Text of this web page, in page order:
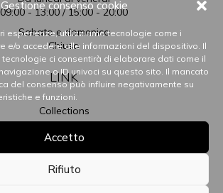
Gestione consenso cookie
esperienze, utilizziamo tecnologie come i
e/o accedere alle informazioni del dispositivo. Il
ci consentirà di elaborare dati come il
o ID univoci su questo sito. Il mancato
del consenso può influire negativamente su
e funzioni.
Accetto
Rifiuto
09:00 - 13:00 / 15:00 - 20:00
Sabato e domenica
Chiuso
LINK
Collections
Contacts